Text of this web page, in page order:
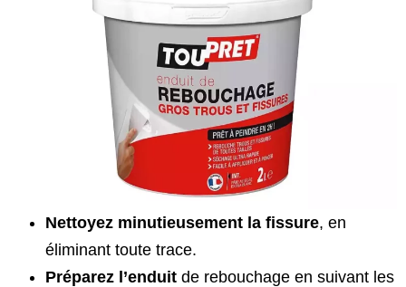
Nettoyez minutieusement la fissure, en
éliminant toute trace.
Préparez l’enduit de rebouchage en suivant les